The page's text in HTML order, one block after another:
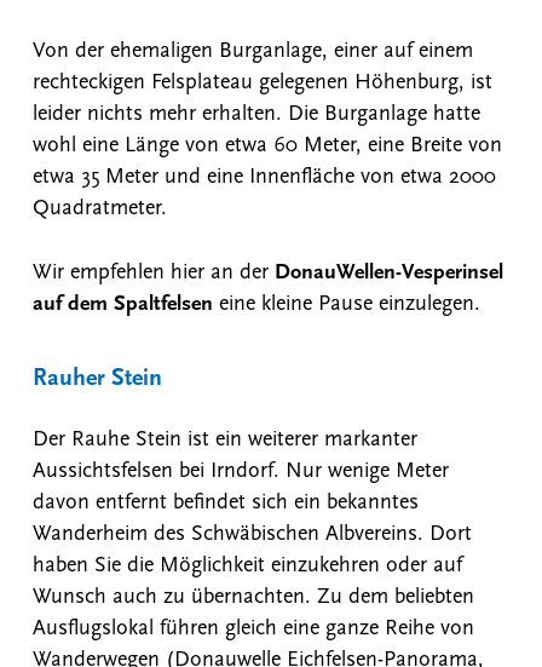
Von der ehemaligen Burganlage, einer auf einem
rechteckigen Felsplateau gelegenen Höhenburg, ist
leider nichts mehr erhalten. Die Burganlage hatte
wohl eine Länge von etwa 60 Meter, eine Breite von
etwa 35 Meter und eine Innenfläche von etwa 2000
Quadratmeter.
Wir empfehlen hier an der DonauWellen-Vesperinsel
auf dem Spaltfelsen eine kleine Pause einzulegen.
Rauher Stein
Der Rauhe Stein ist ein weiterer markanter
Aussichtsfelsen bei Irndorf. Nur wenige Meter
davon entfernt befindet sich ein bekanntes
Wanderheim des Schwäbischen Albvereins. Dort
haben Sie die Möglichkeit einzukehren oder auf
Wunsch auch zu übernachten. Zu dem beliebten
Ausflugslokal führen gleich eine ganze Reihe von
Wanderwegen (Donauwelle Eichfelsen-Panorama,